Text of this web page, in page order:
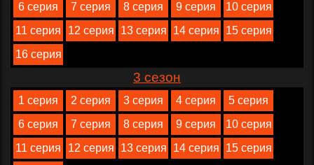
6 серия
7 серия 8 серия 9 серия
10 серия
11 серия
12 серия 13 серия 14 серия
15 серия
16 серия
3 сезон
1 серия 2 серия 3 серия 4 серия
5 серия
6 серия
7 серия 8 серия 9 серия
10 серия
11 серия
12 серия 13 серия 14 серия
15 серия